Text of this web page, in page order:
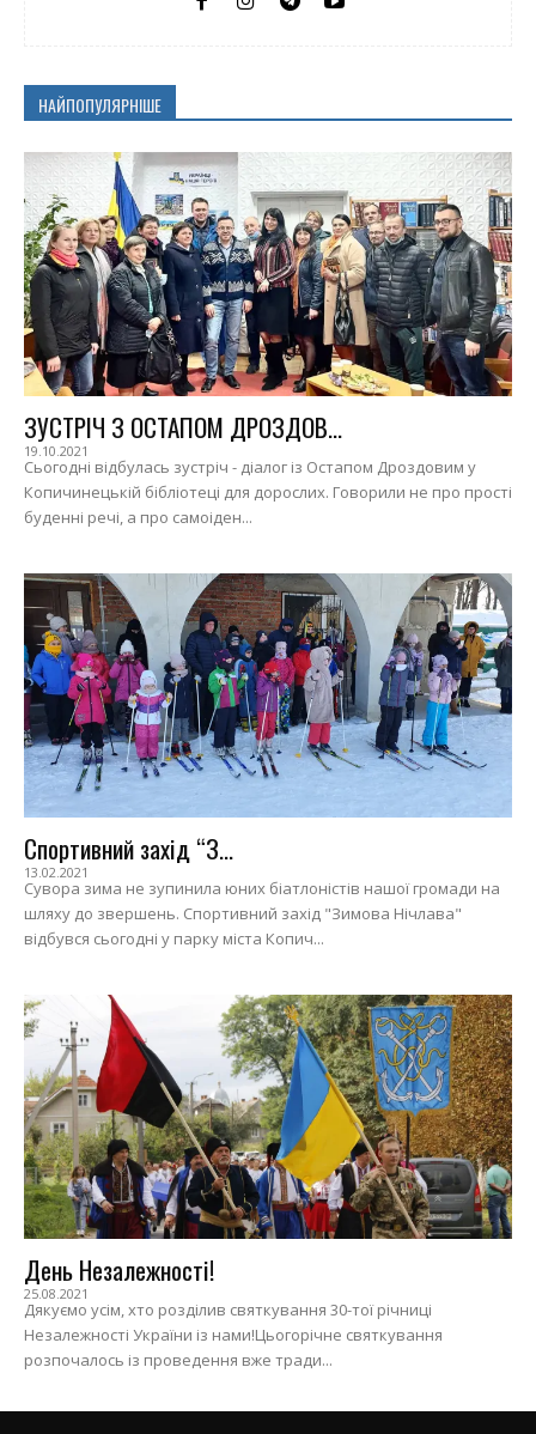
НАЙПОПУЛЯРНІШЕ
ЗУСТРІЧ З ОСТАПОМ ДРОЗДОВ...
19.10.2021
Сьогодні відбулась зустріч - діалог із Остапом Дроздовим у
Копичинецькій бібліотеці для дорослих. Говорили не про прості
буденні речі, а про самоіден...
Спортивний захід “З...
13.02.2021
Сувора зима не зупинила юних біатлоністів нашої громади на
шляху до звершень. Спортивний захід "Зимова Нічлава"
відбувся сьогодні у парку міста Копич...
День Незалежності!
25.08.2021
Дякуємо усім, хто розділив святкування 30-тої річниці
Незалежності України із нами!Цьогорічне святкування
розпочалось із проведення вже тради...